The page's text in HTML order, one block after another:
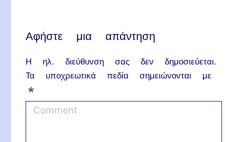
Αφήστε μια απάντηση
Η ηλ. διεύθυνση σας δεν δημοσιεύεται.
Τα υποχρεωτικά πεδία σημειώνονται με
*